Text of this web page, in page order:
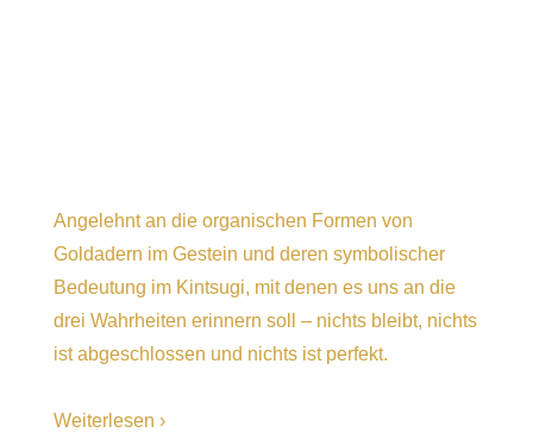
Angelehnt an die organischen Formen von
Goldadern im Gestein und deren symbolischer
Bedeutung im Kintsugi, mit denen es uns an die
drei Wahrheiten erinnern soll – nichts bleibt, nichts
ist abgeschlossen und nichts ist perfekt.
Weiterlesen ›